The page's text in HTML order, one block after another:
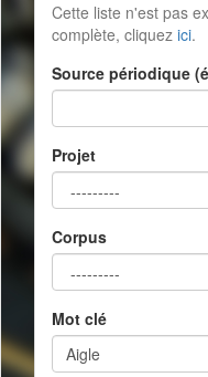
Cette liste n'est pas
complète, cliquez ici.
Source périodique
Projet
Corpus
Mot clé